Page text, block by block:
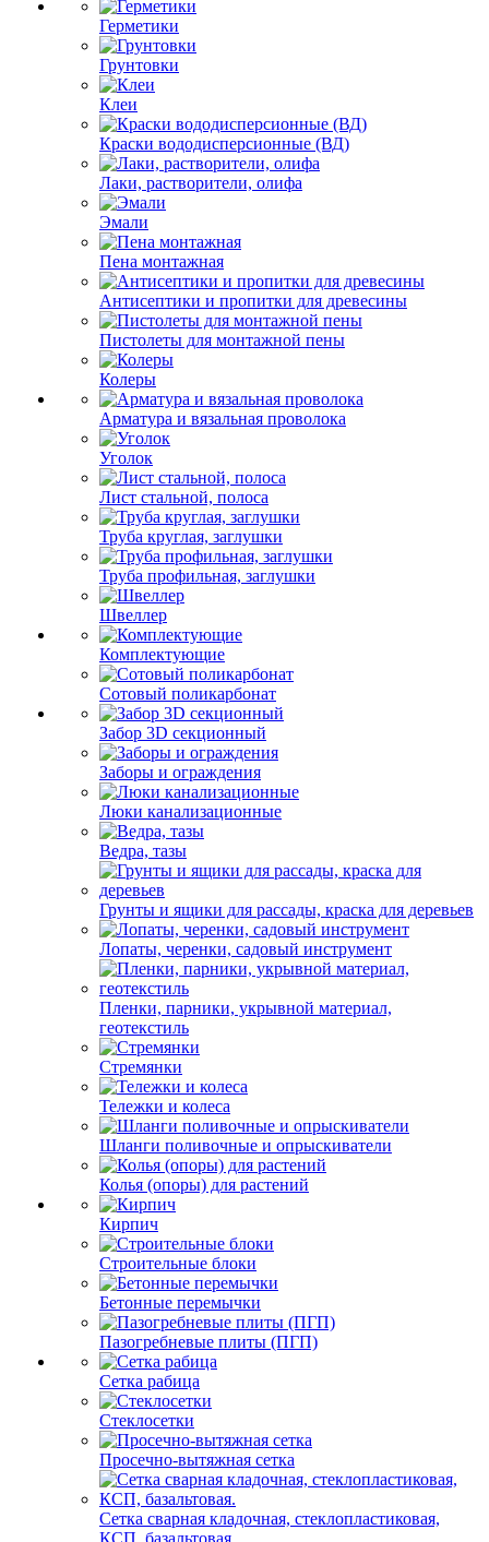
Герметики
Грунтовки
Клеи
Краски вододисперсионные (ВД)
Лаки, растворители, олифа
Эмали
Пена монтажная
Антисептики и пропитки для древесины
Пистолеты для монтажной пены
Колеры
Арматура и вязальная проволока
Уголок
Лист стальной, полоса
Труба круглая, заглушки
Труба профильная, заглушки
Швеллер
Комплектующие
Сотовый поликарбонат
Забор 3D секционный
Заборы и ограждения
Люки канализационные
Ведра, тазы
Грунты и ящики для рассады, краска для деревьев
Лопаты, черенки, садовый инструмент
Пленки, парники, укрывной материал,
геотекстиль
Стремянки
Тележки и колеса
Шланги поливочные и опрыскиватели
Колья (опоры) для растений
Кирпич
Строительные блоки
Бетонные перемычки
Пазогребневые плиты (ПГП)
Сетка рабица
Стеклосетки
Просечно-вытяжная сетка
Сетка сварная кладочная, стеклопластиковая,
КСП, базальтовая.